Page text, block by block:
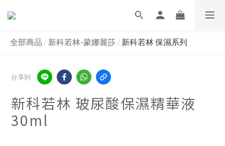
全部商品 / 新科若林-蒙娜麗莎 / 新科若林 保濕系列
分享到
新科若林 玻尿酸保濕精華液
30ml